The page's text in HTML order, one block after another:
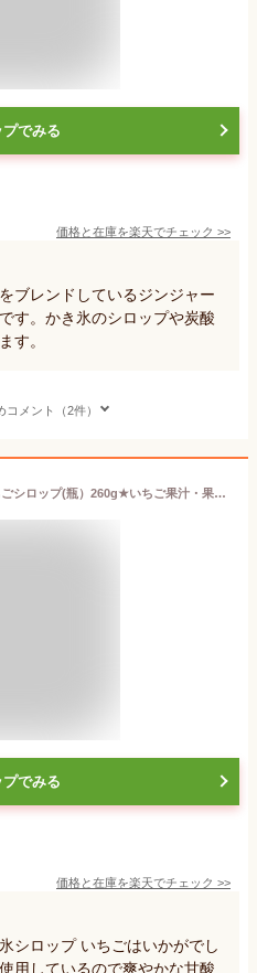
プでみる
価格と在庫を楽天でチェック >>
ブレンドしているジンジャー
す。かき氷のシロップや炭酸
す。
メント（2件）
無添加かき氷シロップ いちごシロップ(瓶）260g★いちご果汁・果肉使用★着色料・香料・酸化防止剤不使用
プでみる
価格と在庫を楽天でチェック >>
シロップ いちごはいかがでし
用しているので爽やかな甘酸